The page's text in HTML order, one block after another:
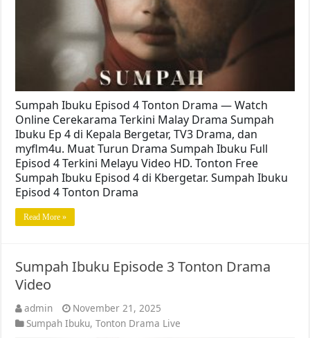
Sumpah Ibuku Episod 4 Tonton Drama — Watch
Online Cerekarama Terkini Malay Drama Sumpah
Ibuku Ep 4 di Kepala Bergetar, TV3 Drama, dan
myflm4u. Muat Turun Drama Sumpah Ibuku Full
Episod 4 Terkini Melayu Video HD. Tonton Free
Sumpah Ibuku Episod 4 di Kbergetar. Sumpah Ibuku
Episod 4 Tonton Drama
Read More »
Sumpah Ibuku Episode 3 Tonton Drama
Video
admin
November 21, 2025
Sumpah Ibuku,Tonton Drama Live